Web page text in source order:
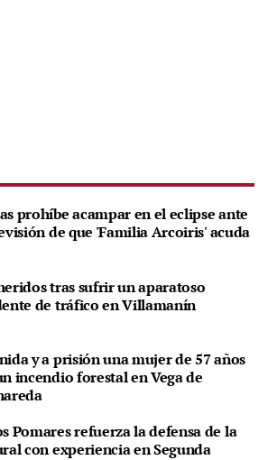
prohíbe acampar en el eclipse ante
de que 'Familia Arcoiris' acuda
tras sufrir un aparatoso
de tráfico en Villamanín
y a prisión una mujer de 57 años
incendio forestal en Vega de
Pomares refuerza la defensa de la
con experiencia en Segunda